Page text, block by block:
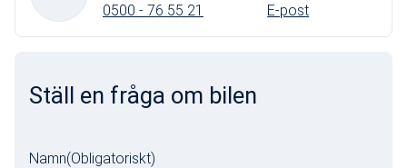
0500 - 76 55 21 E-post
Ställ en fråga om bilen
Namn(Obligatoriskt)